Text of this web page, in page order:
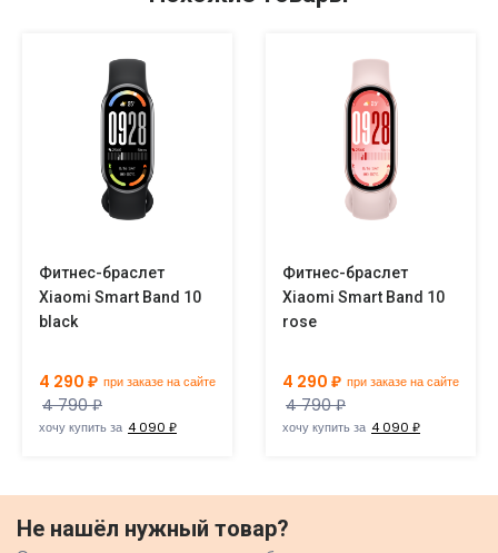
Фитнес-браслет
Xiaomi Smart Band 10
black
4 290 ₽ при заказе на сайте
4 790 ₽
хочу купить за 4 090 ₽
Фитнес-браслет
Xiaomi Smart Band 10
rose
4 290 ₽ при заказе на сайте
4 790 ₽
хочу купить за 4 090 ₽
Не нашёл нужный товар?